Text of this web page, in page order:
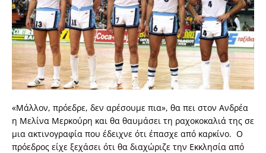
«Μάλλον, πρόεδρε, δεν αρέσουμε πια», θα πει στον Ανδρέα
η Μελίνα Μερκούρη και θα θαυμάσει τη ραχοκοκαλιά της σε
μια ακτινογραφία που έδειχνε ότι έπασχε από καρκίνο. Ο
πρόεδρος είχε ξεχάσει ότι θα διαχώριζε την Εκκλησία από